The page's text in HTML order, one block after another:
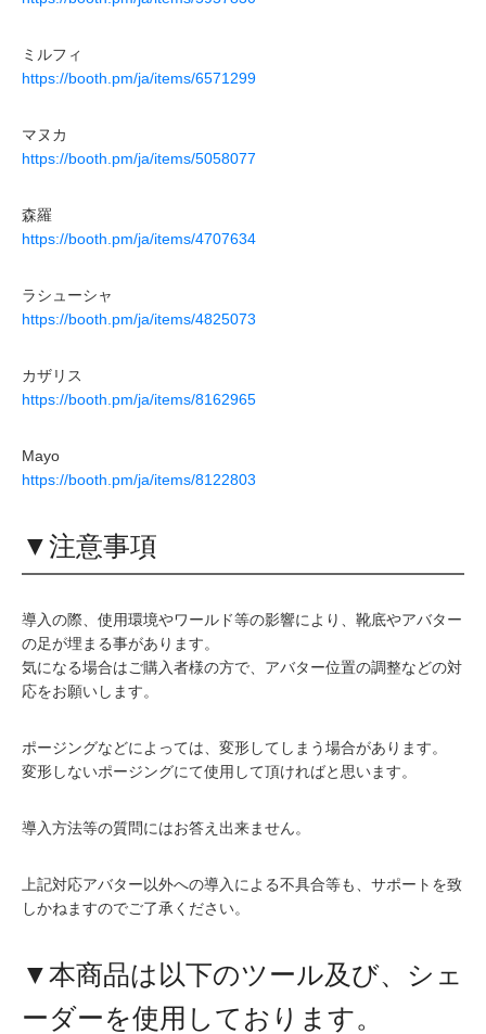
ミルフィ
https://booth.pm/ja/items/6571299
マヌカ
https://booth.pm/ja/items/5058077
森羅
https://booth.pm/ja/items/4707634
ラシューシャ
https://booth.pm/ja/items/4825073
カザリス
https://booth.pm/ja/items/8162965
Mayo
https://booth.pm/ja/items/8122803
▼注意事項
導入の際、使用環境やワールド等の影響により、靴底やアバター
の足が埋まる事があります。
気になる場合はご購入者様の方で、アバター位置の調整などの対
応をお願いします。
ポージングなどによっては、変形してしまう場合があります。
変形しないポージングにて使用して頂ければと思います。
導入方法等の質問にはお答え出来ません。
上記対応アバター以外への導入による不具合等も、サポートを致
しかねますのでご了承ください。
▼本商品は以下のツール及び、シェ
ーダーを使用しております。